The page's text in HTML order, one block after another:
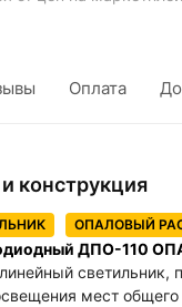
Оплата
конструкция
ОПАЛОВЫЙ
ДПО-110
светильник,
мест общего